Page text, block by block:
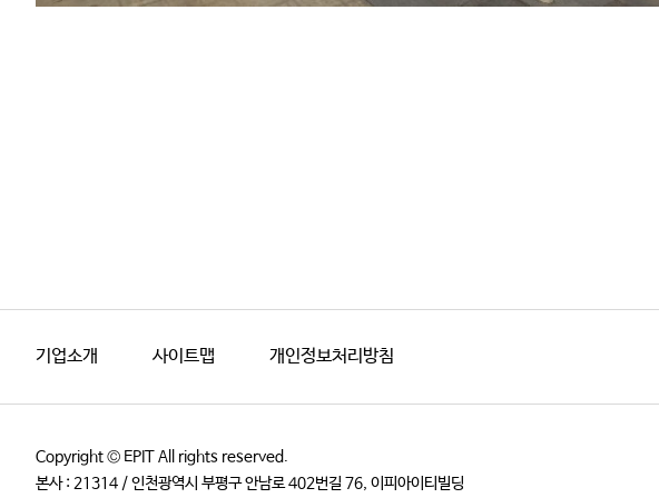
기업소개 사이트맵 개인정보처리방침
Copyright © EPIT All rights reserved.
본사 : 21314 / 인천광역시 부평구 안남로 402번길 76, 이피아이티빌딩